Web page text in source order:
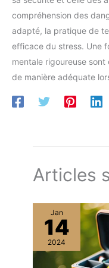
compréhension des
adapté, la pratique de
efficace du stress. Une
mentale rigoureuse
de manière adéquate
Articles
Jan
14
2024